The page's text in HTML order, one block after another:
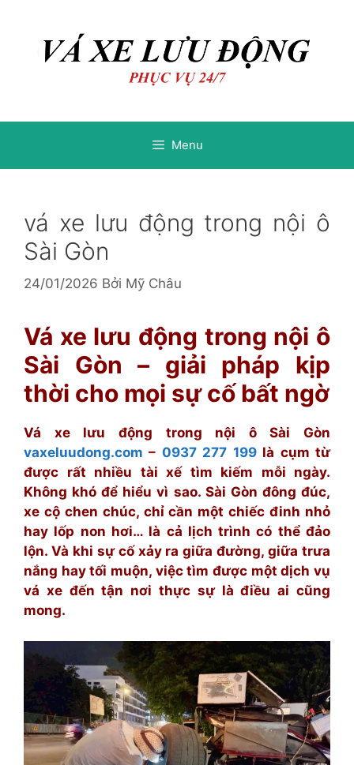
Menu
vá xe lưu động trong nội ô
Sài Gòn
24/01/2026 Bởi Mỹ Châu
Vá xe lưu động trong nội ô
Sài Gòn – giải pháp kịp
thời cho mọi sự cố bất ngờ
Vá xe lưu động trong nội ô Sài Gòn
vaxeluudong.com – 0937 277 199là cụm từ
được rất nhiều tài xế tìm kiếm mỗi ngày.
Không khó để hiểu vì sao. Sài Gòn đông đúc,
xe cộ chen chúc, chỉ cần một chiếc đinh nhỏ
hay lốp non hơi… là cả lịch trình có thể đảo
lộn. Và khi sự cố xảy ra giữa đường, giữa trưa
nắng hay tối muộn, việc tìm được một dịch vụ
vá xe đến tận nơi thực sự là điều ai cũng
mong.